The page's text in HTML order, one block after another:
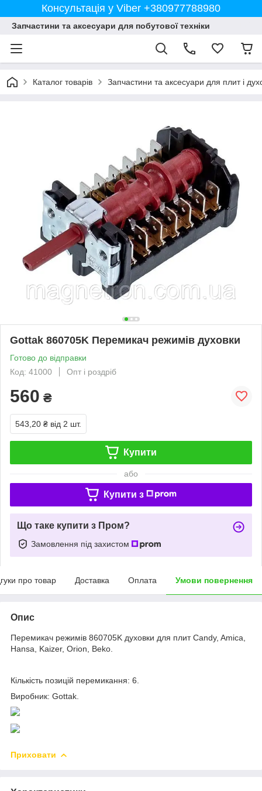
Консультація у Viber +380977788980
Запчастини та аксесуари для побутової техніки
Каталог товарів Запчастини та аксесуари для плит і
Gottak 860705K Перемикач режимів духовки
Готово до відправки
Код: 41000
Опт і роздріб
560 ₴
543,20 ₴ від 2 шт.
Купити
або
Купити з
Що таке купити з Пром?
Замовлення під захистом
про товар Доставка Оплата Умови повернення
Опис
Перемикач режимів 860705K духовки для плит Candy, Amica,
Hansa, Kaizer, Orion, Beko.
Кількість позицій перемикання: 6.
Виробник: Gottak.
Приховати